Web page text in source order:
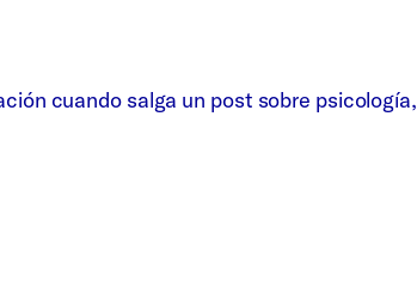
cuando salga un post sobre psicología,